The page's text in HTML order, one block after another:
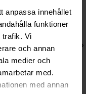
anpassa innehållet
funktioner
trafik. Vi
och annan
medier och
med.
med annan